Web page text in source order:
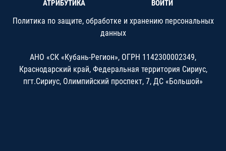
АТРИБУТИКА ВОЙТИ
Политика по защите, обработке и хранению персональных
данных
АНО «СК «Кубань-Регион», ОГРН 1142300002349,
Краснодарский край, Федеральная территория Сириус,
пгт.Сириус, Олимпийский проспект, 7, ДС «Большой»